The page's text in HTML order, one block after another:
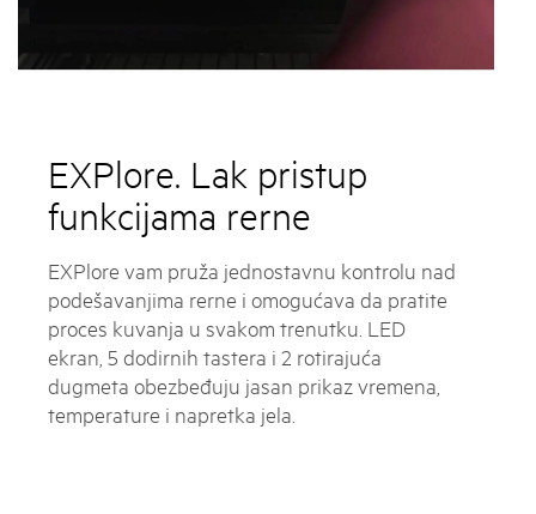
EXPlore. Lak pristup
funkcijama rerne
EXPlore vam pruža jednostavnu kontrolu nad
podešavanjima rerne i omogućava da pratite
proces kuvanja u svakom trenutku. LED
ekran, 5 dodirnih tastera i 2 rotirajuća
dugmeta obezbeđuju jasan prikaz vremena,
temperature i napretka jela.